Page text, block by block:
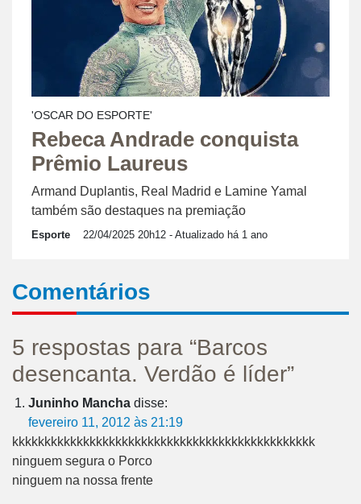
'OSCAR DO ESPORTE'
Rebeca Andrade conquista
Prêmio Laureus
Armand Duplantis, Real Madrid e Lamine Yamal
também são destaques na premiação
Esporte 22/04/2025 20h12 - Atualizado há 1 ano
Comentários
5 respostas para “Barcos
desencanta. Verdão é líder”
Juninho Mancha disse:
fevereiro 11, 2012 às 21:19
kkkkkkkkkkkkkkkkkkkkkkkkkkkkkkkkkkkkkkkkkkkkkkk
ninguem segura o Porco
ninguem na nossa frente